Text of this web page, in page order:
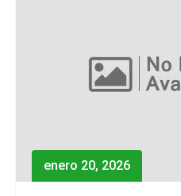
enero 20, 2026